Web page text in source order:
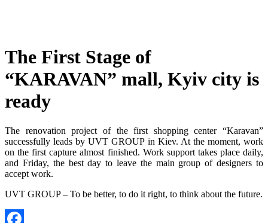
The First Stage of
“KARAVAN” mall, Kyiv city is
ready
The renovation project of the first shopping center “Karavan”
successfully leads by UVT GROUP in Kiev. At the moment, work
on the first capture almost finished. Work support takes place daily,
and Friday, the best day to leave the main group of designers to
accept work.
UVT GROUP – To be better, to do it right, to think about the future.